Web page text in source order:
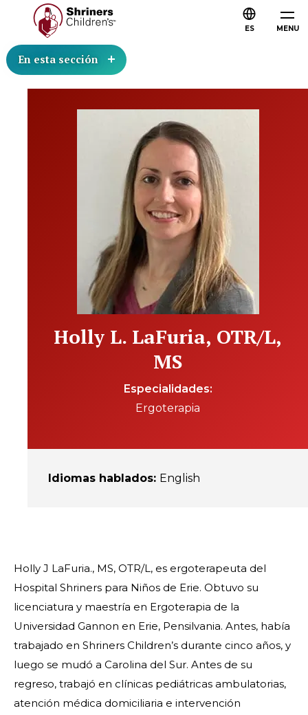
MENU
ES
En esta sección
Holly L. LaFuria, OTR/L,
MS
Especialidades
Ergoterapia
Idiomas hablados: English
Holly J LaFuria., MS, OTR/L, es ergoterapeuta del
Hospital Shriners para Niños de Erie. Obtuvo su
licenciatura y maestría en Ergoterapia de la
Universidad Gannon en Erie, Pensilvania. Antes, había
trabajado en Shriners Children’s durante cinco años, y
luego se mudó a Carolina del Sur. Antes de su
regreso, trabajó en clínicas pediátricas ambulatorias,
atención médica domiciliaria e intervención